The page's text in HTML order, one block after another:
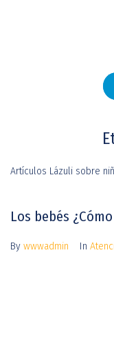
Artículos Lázuli sobre
Los bebés
By wwwadmin In